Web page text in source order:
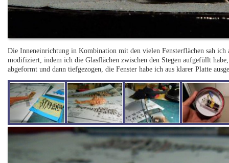
Die Inneneinrichtung in Kombination mit den vielen Fensterflächen sah
modifiziert, indem ich die Glasflächen zwischen den Stegen aufgefüllt
abgeformt und dann tiefgezogen, die Fenster habe ich aus klarer Platte